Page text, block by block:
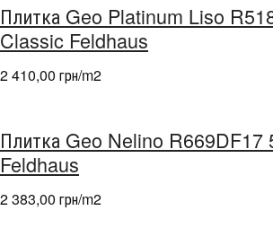
Плитка Geo Platinum Liso
Classic Feldhaus
2 410,00 грн/m2
Плитка Geo Nelino R669DF17
Feldhaus
2 383,00 грн/m2